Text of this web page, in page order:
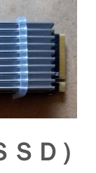
Ｄ）